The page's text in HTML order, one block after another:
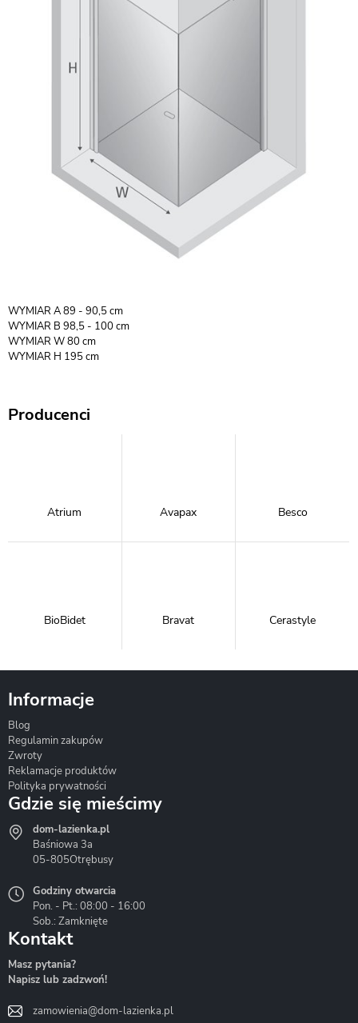
WYMIAR A 89 - 90,5 cm
WYMIAR B 98,5 - 100 cm
WYMIAR W 80 cm
WYMIAR H 195 cm
Producenci
Atrium Avapax Besco
BioBidet Bravat Cerastyle
Hydrostop
Liveno
Informacje
Blog
Regulamin zakupów
Zwroty
Reklamacje produktów
Polityka prywatności
Gdzie się mieścimy
dom-lazienka.pl
Baśniowa 3a
05-805Otrębusy
Godziny otwarcia
Pon. - Pt.: 08:00 - 16:00
Sob.: Zamknięte
Kontakt
Masz pytania?
Napisz lub zadzwoń!
zamowienia@dom-lazienka.pl